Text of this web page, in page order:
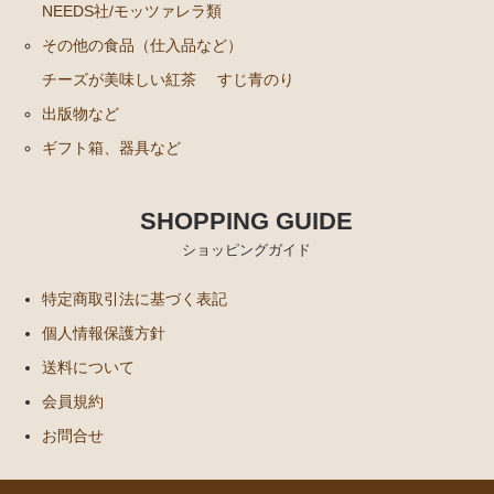
NEEDS社/モッツァレラ類
その他の食品（仕入品など）
チーズが美味しい紅茶
すじ青のり
出版物など
ギフト箱、器具など
SHOPPING GUIDE
ショッピングガイド
特定商取引法に基づく表記
個人情報保護方針
送料について
会員規約
お問合せ